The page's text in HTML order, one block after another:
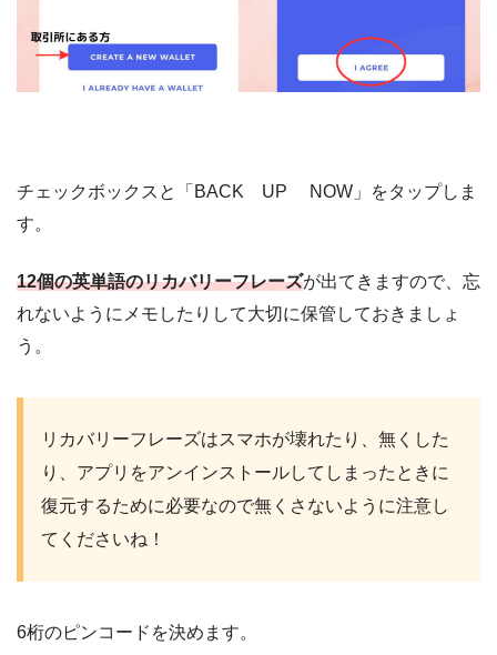
チェックボックスと「BACK UP NOW」をタップしま
す。
12個の英単語のリカバリーフレーズが出てきますので、忘
れないようにメモしたりして大切に保管しておきましょ
う。
リカバリーフレーズはスマホが壊れたり、無くした
り、アプリをアンインストールしてしまったときに
復元するために必要なので無くさないように注意し
てくださいね！
6桁のピンコードを決めます。